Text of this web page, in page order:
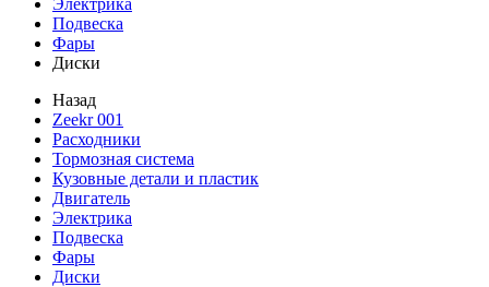
Электрика
Подвеска
Фары
Диски
Назад
Zeekr 001
Расходники
Тормозная система
Кузовные детали и пластик
Двигатель
Электрика
Подвеска
Фары
Диски